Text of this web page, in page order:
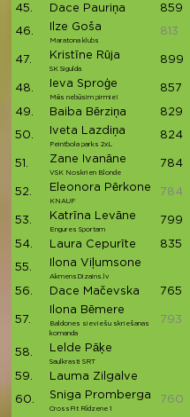
45. Dace Pauriņa 859
46. Ilze Goša
Maratona klubs
813
47. Kristīne Rūja
SK Sigulda
899
48. Ieva Sproģe
Mēs nebūsim pirmie!
857
49. Baiba Bērziņa 829
50. Iveta Lazdiņa
Peintbola parks 2xL
824
51. Zane Ivanāne
VSK Noskrien Blonde
784
52. Eleonora Pērkone
KNAUF
784
53. Katrīna Levāne
Engures Sportam
799
54. Laura Cepurīte 835
55. Ilona Viļumsone
AkmensDizains.lv
56. Dace Mačevska 765
57.
Ilona Bēmere
Baldones sieviešu skriešanas
komanda
793
58. Lelde Pāķe
Saulkrasti SRT
59. Lauma Zilgalve
60. Sniga Promberga
CrossFit Rīdzene 1
760